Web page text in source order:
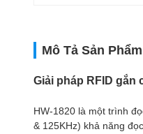
Mô Tả Sản Phẩm
Giải pháp RFID gắn
HW-1820 là một trình
& 125KHz) khả năng